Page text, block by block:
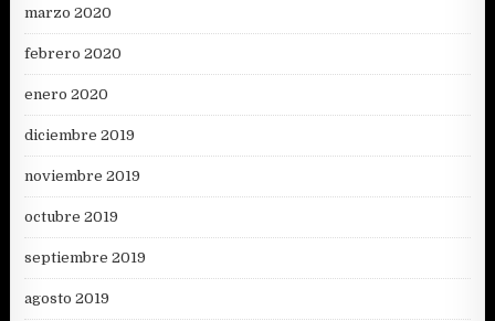
marzo 2020
febrero 2020
enero 2020
diciembre 2019
noviembre 2019
octubre 2019
septiembre 2019
agosto 2019